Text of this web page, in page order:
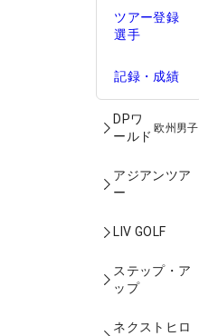
ツアー登録
選手
記録・成績
DPワ
ールド
欧州男子
アジアンツア
ー
LIV GOLF
ステップ・ア
ップ
ネクストヒロ